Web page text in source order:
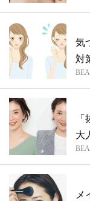
気
対
大
メ